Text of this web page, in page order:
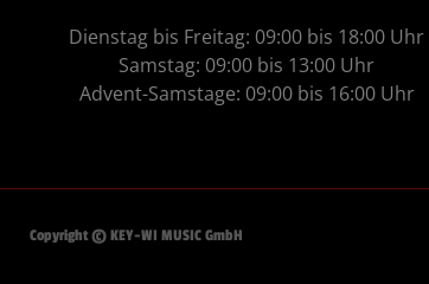
Dienstag bis Freitag: 09:00 bis 18:00 Uhr
Samstag: 09:00 bis 13:00 Uhr
Advent-Samstage: 09:00 bis 16:00 Uhr
Copyright © KEY-WI MUSIC GmbH